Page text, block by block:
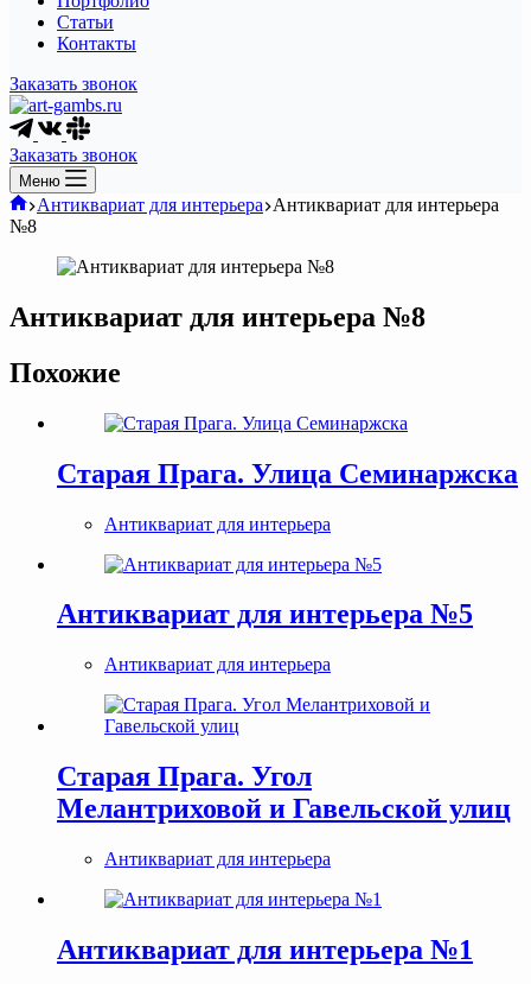
Статьи
Контакты
Заказать звонок
Заказать звонок
Меню
Главная
Антиквариат для интерьера Антиквариат для интерьера
№8
Антиквариат для интерьера №8
Похожие
Старая Прага. Улица Семинаржска
Антиквариат для интерьера
Антиквариат для интерьера №5
Антиквариат для интерьера
Старая Прага. Угол
Мелантриховой и Гавельской улиц
Антиквариат для интерьера
Антиквариат для интерьера №1